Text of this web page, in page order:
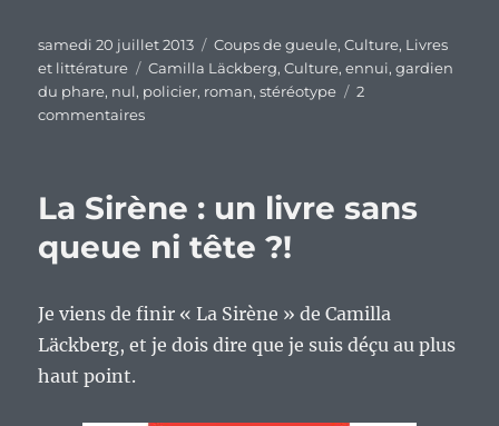
Publié
le
samedi 20 juillet 2013 Catégories
Coups de gueule,Culture, Livres
et littérature
Étiquettes
Camilla Läckberg,Culture,ennui,gardien
du phare, nul, policier, roman,stéréotype
2
commentairessur
où
comment
tomber
en
Scylla
La Sirène : un livre sans
queue ni tête ?!
Je viens de finir « La Sirène » de Camilla
Läckberg, et je dois dire que je suis déçu au plus
haut point.